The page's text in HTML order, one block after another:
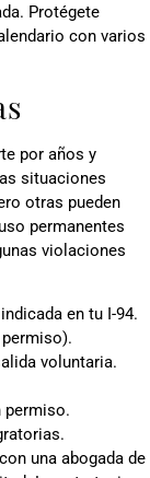
Protégete
con varios
por años y
situaciones
otras pueden
permanentes
violaciones
en tu I-94.
voluntaria.
permiso.
una abogada de